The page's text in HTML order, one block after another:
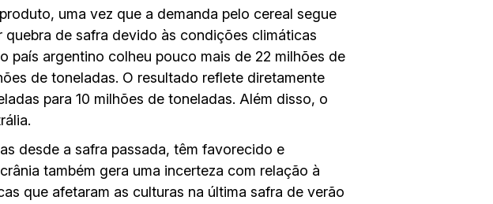
uma vez que a demanda pelo cereal segue
de safra devido às condições climáticas
país argentino colheu pouco mais de 22 milhões de
de toneladas. O resultado reflete diretamente
para 10 milhões de toneladas. Além disso, o
desde a safra passada, têm favorecido e
também gera uma incerteza com relação à
que afetaram as culturas na última safra de verão